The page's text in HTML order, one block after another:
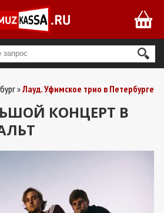
Лауд. Уфимское трио в Петербурге
КОНЦЕРТ В